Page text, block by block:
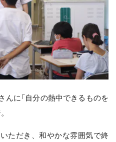
に「自分の熱中できるものを
ただき、和やかな雰囲気で終